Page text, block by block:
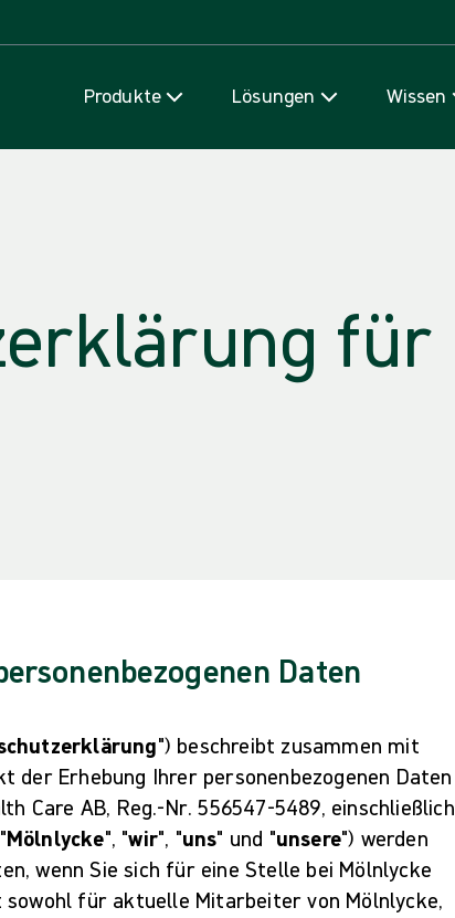
Produkte Lösungen Wissen
für
Daten
") beschreibt zusammen mit
der Erhebung Ihrer personenbezogenen Daten
Care AB, Reg.-Nr. 556547-5489, einschließlich
Mölnlycke", "wir", "uns" und "unsere") werden
wenn Sie sich für eine Stelle bei Mölnlycke
für aktuelle Mitarbeiter von Mölnlycke,